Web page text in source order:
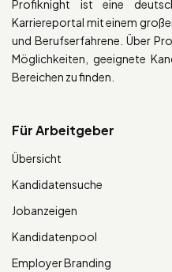
Profiknight ist eine
Karriereportal mit einem
und Berufserfahrene. Über
Möglichkeiten, geeignete
Bereichen zu finden.
Für Arbeitgeber
Übersicht
Kandidatensuche
Jobanzeigen
Kandidatenpool
Employer Branding